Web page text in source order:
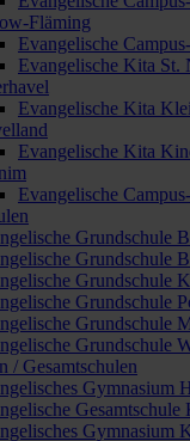
Fläming
Evangelische
Evangelische Kita St.
Evangelische Kita
Evangelische Kita
Evangelische
Grundschule
Grundschule
Grundschule
Grundschule
Grundschule
Grundschule
/ Gesamtschulen
Gymnasium
Gymnasium